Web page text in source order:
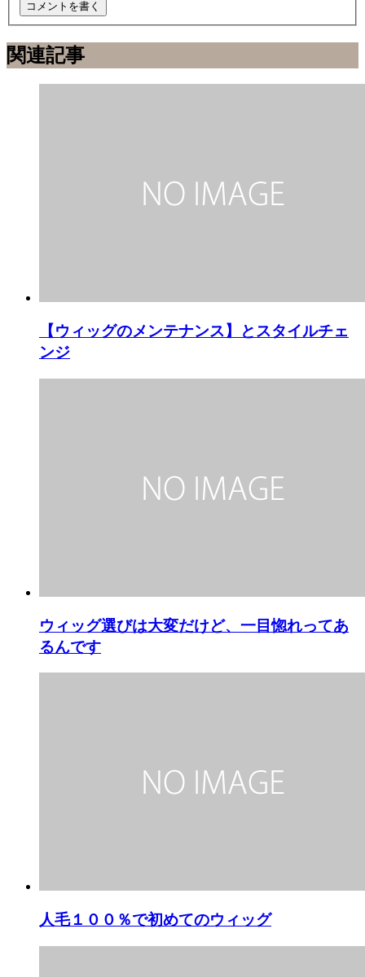
関連記事
【ウィッグのメンテナンス】とスタイルチェ
ンジ
ウィッグ選びは大変だけど、一目惚れってあ
るんです
人毛１００％で初めてのウィッグ